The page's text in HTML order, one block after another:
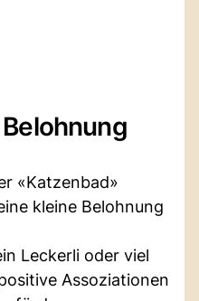
«Katzenbad»
kleine Belohnung
Leckerli oder viel
Assoziationen